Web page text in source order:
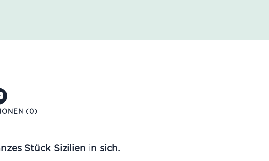
(0)
Stück Sizilien in sich.